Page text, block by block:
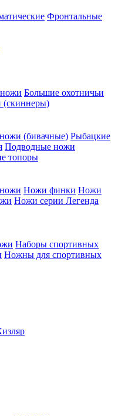
Фронтальные
Большие охотничьи
(бивачные) Рыбацкие
Подводные ножи
топоры
Ножи финки Ножи
Ножи серии Легенда
Наборы спортивных
Ножны для спортивных